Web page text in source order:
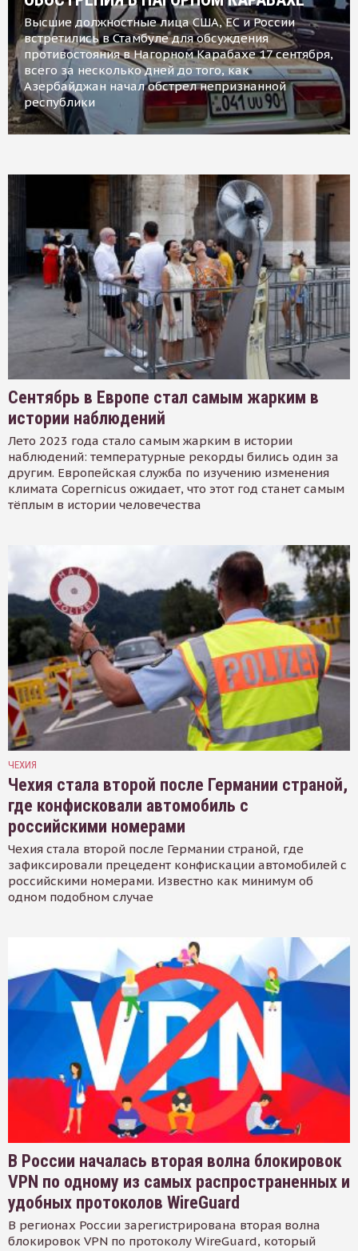
Высшие должностные лица США, ЕС и России
встретились в Стамбуле для обсуждения
противостояния в Нагорном Карабахе 17 сентября,
всего за несколько дней до того, как
Азербайджан начал обстрел непризнанной
республики
Сентябрь в Европе стал самым жарким в
истории наблюдений
Лето 2023 года стало самым жарким в истории
наблюдений: температурные рекорды бились один за
другим. Европейская служба по изучению изменения
климата Copernicus ожидает, что этот год станет самым
тёплым в истории человечества
ЧЕХИЯ
Чехия стала второй после Германии страной,
где конфисковали автомобиль с
российскими номерами
Чехия стала второй после Германии страной, где
зафиксировали прецедент конфискации автомобилей с
российскими номерами. Известно как минимум об
одном подобном случае
В России началась вторая волна блокировок
VPN по одному из самых распространенных и
удобных протоколов WireGuard
В регионах России зарегистрирована вторая волна
блокировок VPN по протоколу WireGuard, который